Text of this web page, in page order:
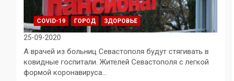
COVID-19 ГОРОД ЗДОРОВЬЕ
25-09-2020
А врачей из больниц Севастополя будут стягивать в
ковидные госпитали. Жителей Севастополя с легкой
формой коронавируса…